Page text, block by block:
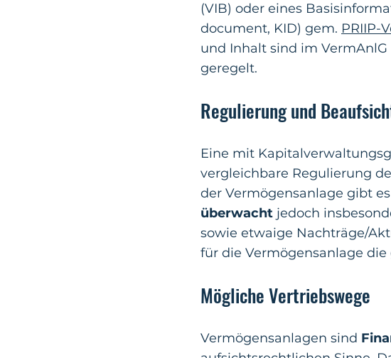
(VIB) oder eines
document, KID) gem. PRIIP-
und Inhalt sind im
geregelt.
Regulierung und
Eine mit
vergleichbare Regulierung
der Vermögensanlage gibt
überwacht jedoch
sowie etwaige Nachträge/
für die Vermögensanlage
Mögliche Vertriebswege
Vermögensanlagen sind